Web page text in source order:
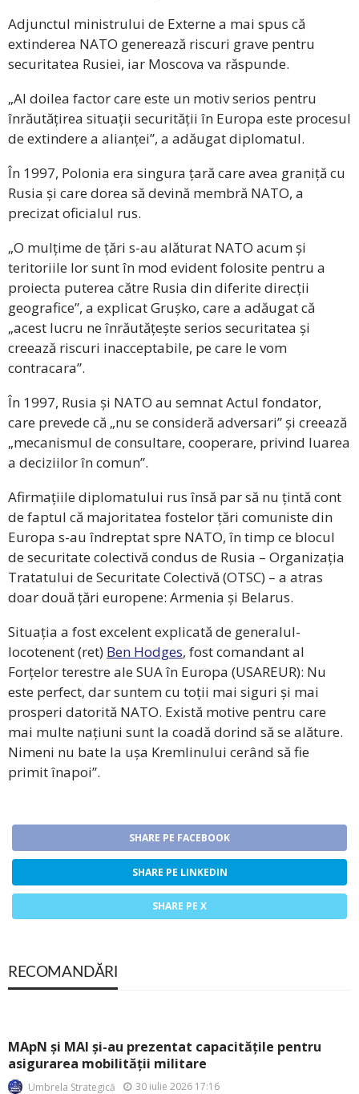
Adjunctul ministrului de Externe a mai spus că
extinderea NATO generează riscuri grave pentru
securitatea Rusiei, iar Moscova va răspunde.
„Al doilea factor care este un motiv serios pentru
înrăutățirea situații securității în Europa este procesul
de extindere a alianței”, a adăugat diplomatul.
În 1997, Polonia era singura țară care avea graniță cu
Rusia și care dorea să devină membră NATO, a
precizat oficialul rus.
„O mulțime de țări s-au alăturat NATO acum și
teritoriile lor sunt în mod evident folosite pentru a
proiecta puterea către Rusia din diferite direcții
geografice”, a explicat Grușko, care a adăugat că
„acest lucru ne înrăutățește serios securitatea și
creează riscuri inacceptabile, pe care le vom
contracara”.
În 1997, Rusia și NATO au semnat Actul fondator,
care prevede că „nu se consideră adversari” și creează
„mecanismul de consultare, cooperare, privind luarea
a deciziilor în comun”.
Afirmațiile diplomatului rus însă par să nu țintă cont
de faptul că majoritatea fostelor țări comuniste din
Europa s-au îndreptat spre NATO, în timp ce blocul
de securitate colectivă condus de Rusia – Organizația
Tratatului de Securitate Colectivă (OTSC) – a atras
doar două țări europene: Armenia și Belarus.
Situația a fost excelent explicată de generalul-
locotenent (ret) Ben Hodges, fost comandant al
Forțelor terestre ale SUA în Europa (USAREUR): Nu
este perfect, dar suntem cu toții mai siguri și mai
prosperi datorită NATO. Există motive pentru care
mai multe națiuni sunt la coadă dorind să se alăture.
Nimeni nu bate la ușa Kremlinului cerând să fie
primit înapoi”.
SHARE PE FACEBOOK
SHARE PE LINKEDIN
SHARE PE X
RECOMANDĂRI
MApN și MAI și-au prezentat capacitățile pentru
asigurarea mobilității militare
Umbrela Strategică 30 iulie 2026 17:16